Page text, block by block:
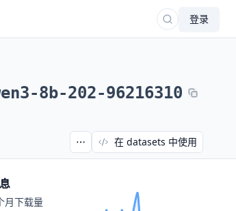
登录
8b-202-96216310
在 datasets 中使用
月下载量